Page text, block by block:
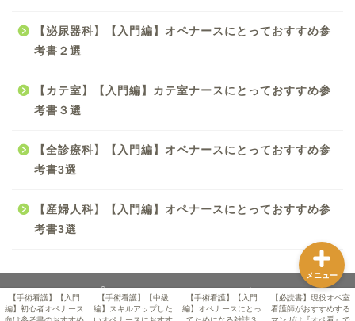
【泌尿器科】【入門編】オペナースにとっておすすめ参
考書２選
【カテ室】【入門編】カテ室ナースにとっておすすめ参
考書３選
【全診療科】【入門編】オペナースにとっておすすめ参
考書3選
【産婦人科】【入門編】オペナースにとっておすすめ参
考書3選
【手術看護】【入門
編】初心者オペナース
【手術看護】【中級
編】スキルアップした
【手術看護】【入門
編】オペナースにとっ
【必読書】現役オペ室
看護師がおすすめする
メニュー
選
オペナースにとってため
【必読書】現役オペ室看